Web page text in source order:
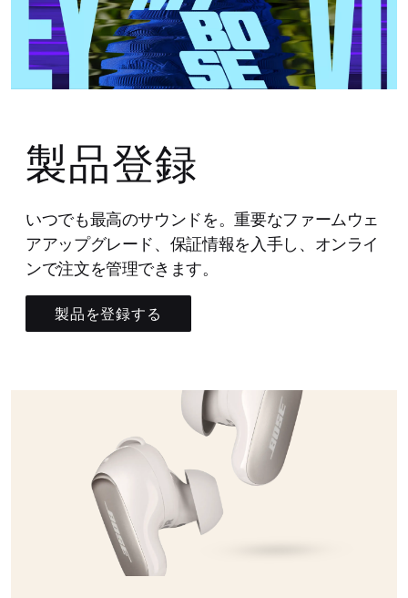
製品登録
いつでも最高のサウンドを。重要なファームウェ
アアップグレード、保証情報を入手し、オンライ
ンで注文を管理できます。
製品を登録する